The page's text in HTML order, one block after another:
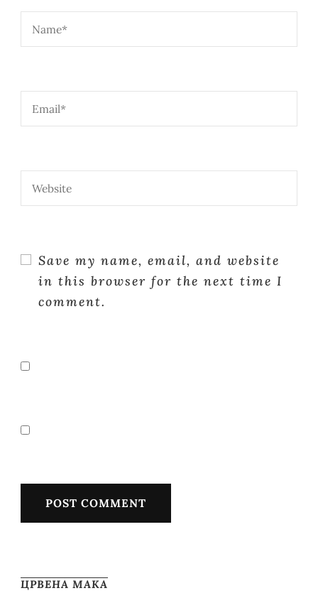
Save my name, email, and website
in this browser for the next time I
comment.
ЦРВЕНА МАКА